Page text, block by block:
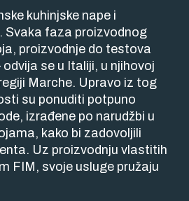
kuhinjske nape i
Svaka faza proizvodnog
proizvodnje do testova
se u Italiji, u njihovoj
Marche. Upravo iz tog
su ponuditi potpuno
izrađene po narudžbi u
kako bi zadovoljili
Uz proizvodnju vlastitih
FIM, svoje usluge pružaju